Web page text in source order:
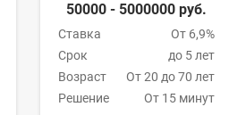
50000 - 5000000 руб.
Ставка
От 6,9%
Срок
до 5 лет
Возраст
От 20 до 70 лет
Решение
От 15 минут